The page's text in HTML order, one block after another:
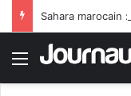
Menu